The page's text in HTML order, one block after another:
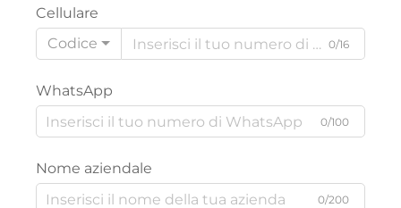
Cellulare
Codice
0/16
WhatsApp
0/100
Nome aziendale
0/200